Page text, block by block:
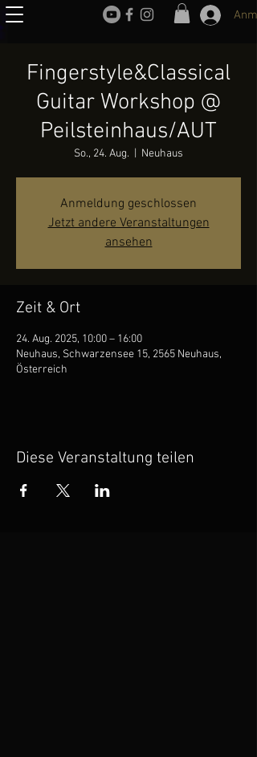
Fingerstyle&Classical
Guitar Workshop @
Peilsteinhaus/AUT
So., 24. Aug. Neuhaus
Anmeldung geschlossen
Jetzt andere Veranstaltungen
ansehen
Zeit & Ort
24. Aug. 2025, 10:00 – 16:00
Neuhaus, Schwarzensee 15, 2565 Neuhaus,
Österreich
Diese Veranstaltung teilen